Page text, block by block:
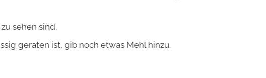
sehen sind.
geraten ist, gib noch etwas Mehl hinzu.